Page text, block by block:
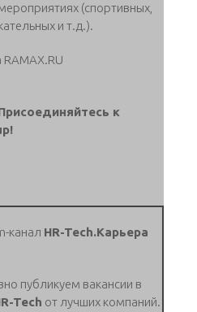
(спортивных,
и т.д.).
к
канал HR-Tech.Карьера
публикуем вакансии в
Tech от лучших компаний.